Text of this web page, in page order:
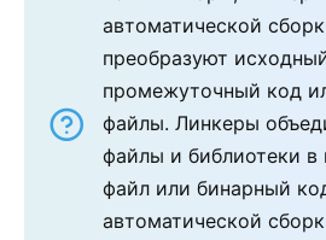
автоматической
преобразуют
промежуточный код
файлы. Линкеры
файлы и библиотеки в
файл или бинарный
автоматической